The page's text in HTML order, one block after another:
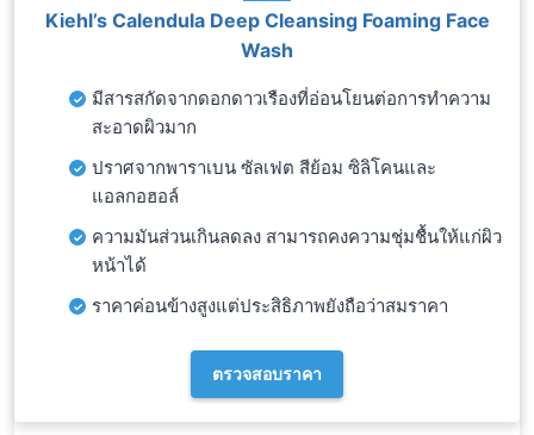
Kiehl’s Calendula Deep Cleansing Foaming Face
Wash
มีสารสกัดจากดอกดาวเรืองที่อ่อนโยนต่อการทำความ
สะอาดผิวมาก
ปราศจากพาราเบน ซัลเฟต สีย้อม ซิลิโคนและ
แอลกอฮอล์
ความมันส่วนเกินลดลง สามารถคงความชุ่มชื้นให้แก่ผิว
หน้าได้
ราคาค่อนข้างสูงแต่ประสิธิภาพยังถือว่าสมราคา
ตรวจสอบราคา